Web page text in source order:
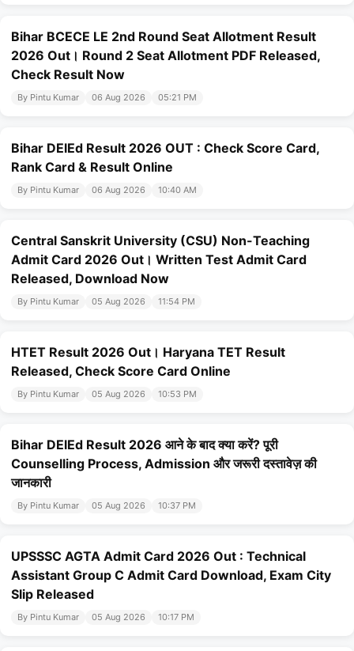
Bihar BCECE LE 2nd Round Seat Allotment Result
2026 Out। Round 2 Seat Allotment PDF Released,
Check Result Now
By Pintu Kumar 06 Aug 2026 05:21 PM
Bihar DElEd Result 2026 OUT : Check Score Card,
Rank Card & Result Online
By Pintu Kumar 06 Aug 2026 10:40 AM
Central Sanskrit University (CSU) Non-Teaching
Admit Card 2026 Out। Written Test Admit Card
Released, Download Now
By Pintu Kumar 05 Aug 2026 11:54 PM
HTET Result 2026 Out। Haryana TET Result
Released, Check Score Card Online
By Pintu Kumar 05 Aug 2026 10:53 PM
Bihar DElEd Result 2026 आने के बाद क्या करें? पूरी
Counselling Process, Admission और जरूरी दस्तावेज़ की
जानकारी
By Pintu Kumar 05 Aug 2026 10:37 PM
UPSSSC AGTA Admit Card 2026 Out : Technical
Assistant Group C Admit Card Download, Exam City
Slip Released
By Pintu Kumar 05 Aug 2026 10:17 PM